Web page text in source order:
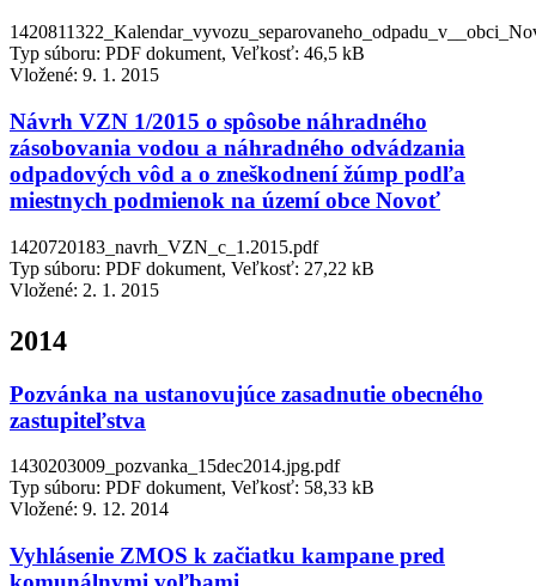
Typ súboru: PDF dokument, Veľkosť: 46,5 kB
Vložené: 9. 1. 2015
Návrh VZN 1/2015 o spôsobe náhradného
zásobovania vodou a náhradného odvádzania
odpadových vôd a o zneškodnení žúmp podľa
miestnych podmienok na území obce Novoť
1420720183_navrh_VZN_c_1.2015.pdf
Typ súboru: PDF dokument, Veľkosť: 27,22 kB
Vložené: 2. 1. 2015
2014
Pozvánka na ustanovujúce zasadnutie obecného
zastupiteľstva
1430203009_pozvanka_15dec2014.jpg.pdf
Typ súboru: PDF dokument, Veľkosť: 58,33 kB
Vložené: 9. 12. 2014
Vyhlásenie ZMOS k začiatku kampane pred